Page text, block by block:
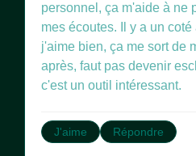
personnel, ça m'aide à ne
mes écoutes. Il y a un
j'aime bien, ça me sort de
après, faut pas devenir
c'est un outil intéressant.
J'aime Répondre